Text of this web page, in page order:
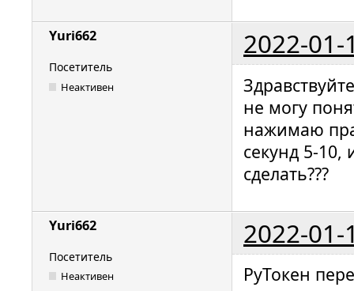
Yuri662 2022-01-
Посетитель
Неактивен
не могу
нажимаю
секунд 5-10,
сделать???
Yuri662 2022-01-
Посетитель
Неактивен РуТокен